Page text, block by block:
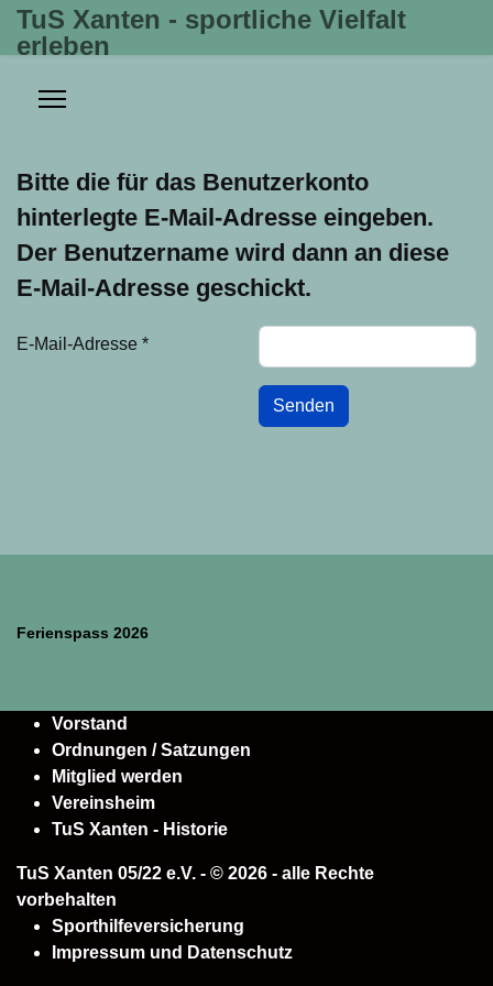
TuS Xanten - sportliche Vielfalt
erleben
Bitte die für das Benutzerkonto
hinterlegte E-Mail-Adresse eingeben.
Der Benutzername wird dann an diese
E-Mail-Adresse geschickt.
E-Mail-Adresse *
Senden
Ferienspass 2026
Vorstand
Ordnungen / Satzungen
Mitglied werden
Vereinsheim
TuS Xanten - Historie
TuS Xanten 05/22 e.V. - © 2026 - alle Rechte
vorbehalten
Sporthilfeversicherung
Impressum und Datenschutz